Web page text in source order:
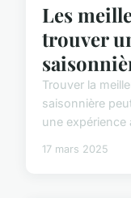
Les
trouver
Trouver la
saisonnière
une expérience
17 mars 2025